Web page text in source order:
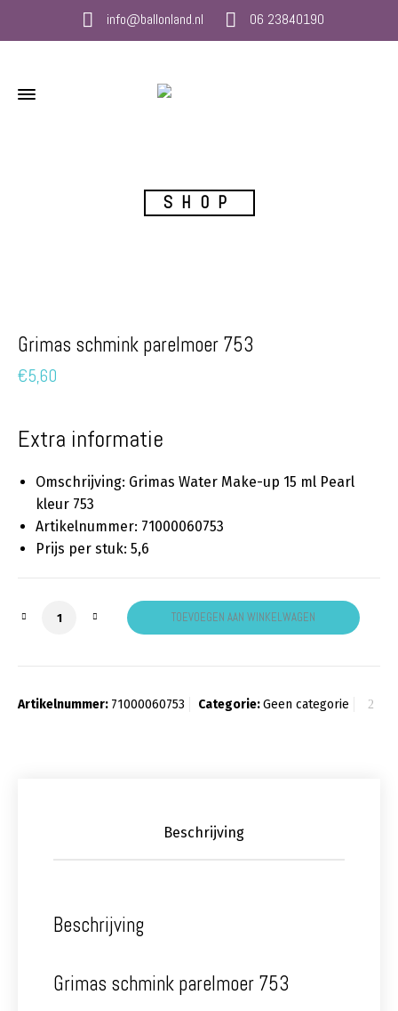
info@ballonland.nl 06 23840190
SHOP
Grimas schmink parelmoer 753
€5,60
Extra informatie
Omschrijving: Grimas Water Make-up 15 ml Pearl
kleur 753
Artikelnummer: 71000060753
Prijs per stuk: 5,6
Grimas schmink parelmoer 753 aantal
TOEVOEGEN AAN WINKELWAGEN
Artikelnummer: 71000060753 Categorie:Geen categorie
Beschrijving
Beschrijving
Grimas schmink parelmoer 753